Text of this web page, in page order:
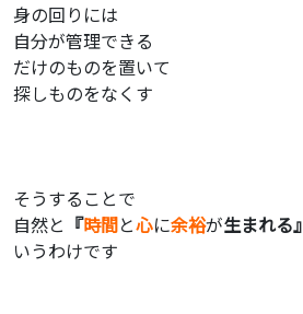
身の回りには
自分が管理できる
だけのものを置いて
探しものをなくす
そうすることで
自然と 『時間と心に余裕が生まれる』
いうわけです